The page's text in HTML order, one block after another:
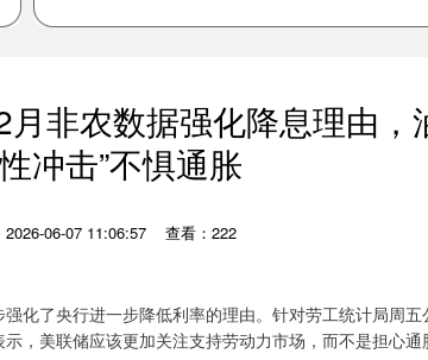
非农数据强化降息理由，
冲击”不惧通胀
2026-06-07 11:06:57 查看：222
化了央行进一步降低利率的理由。针对劳工统计局周五
，美联储应该更加关注支持劳动力市场，而不是担心通